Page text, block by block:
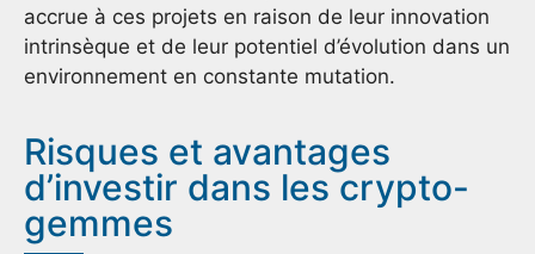
accrue à ces projets en raison de leur innovation
intrinsèque et de leur potentiel d’évolution dans un
environnement en constante mutation.
Risques et avantages
d’investir dans les crypto-
gemmes